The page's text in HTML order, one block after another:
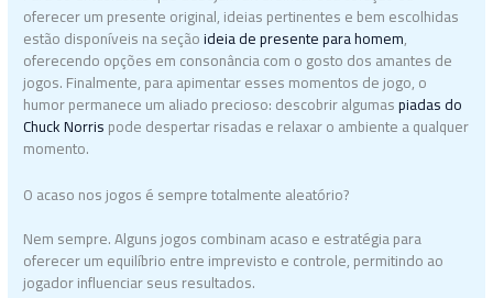
oferecer um presente original, ideias pertinentes e bem escolhidas
estão disponíveis na seçãoideia de presente para homem,
oferecendo opções em consonância com o gosto dos amantes de
jogos. Finalmente, para apimentar esses momentos de jogo, o
humor permanece um aliado precioso: descobrir algumaspiadas do
Chuck Norrispode despertar risadas e relaxar o ambiente a qualquer
momento.
O acaso nos jogos é sempre totalmente aleatório?
Nem sempre. Alguns jogos combinam acaso e estratégia para
oferecer um equilíbrio entre imprevisto e controle, permitindo ao
jogador influenciar seus resultados.